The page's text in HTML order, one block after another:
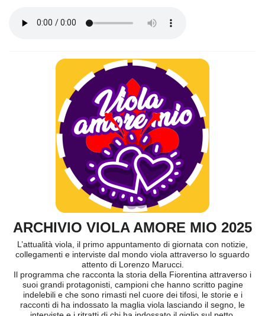
ARCHIVIO VIOLA AMORE MIO 2025
L’attualità viola, il primo appuntamento di giornata con notizie,
collegamenti e interviste dal mondo viola attraverso lo sguardo
attento di Lorenzo Marucci.
Il programma che racconta la storia della Fiorentina attraverso i
suoi grandi protagonisti, campioni che hanno scritto pagine
indelebili e che sono rimasti nel cuore dei tifosi, le storie e i
racconti di ha indossato la maglia viola lasciando il segno, le